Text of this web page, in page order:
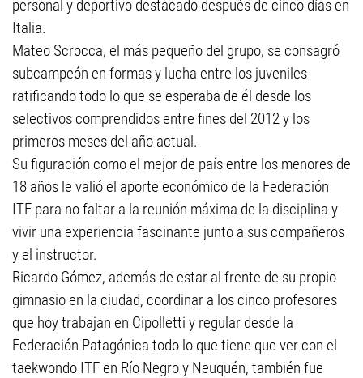
personal y deportivo destacado después de cinco días en
Italia.
Mateo Scrocca, el más pequeño del grupo, se consagró
subcampeón en formas y lucha entre los juveniles
ratificando todo lo que se esperaba de él desde los
selectivos comprendidos entre fines del 2012 y los
primeros meses del año actual.
Su figuración como el mejor de país entre los menores de
18 años le valió el aporte económico de la Federación
ITF para no faltar a la reunión máxima de la disciplina y
vivir una experiencia fascinante junto a sus compañeros
y el instructor.
Ricardo Gómez, además de estar al frente de su propio
gimnasio en la ciudad, coordinar a los cinco profesores
que hoy trabajan en Cipolletti y regular desde la
Federación Patagónica todo lo que tiene que ver con el
taekwondo ITF en Río Negro y Neuquén, también fue